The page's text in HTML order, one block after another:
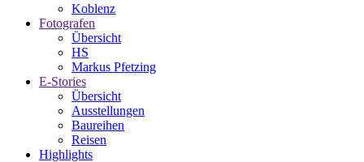
Koblenz
Fotografen
Übersicht
HS
Markus Pfetzing
E-Stories
Übersicht
Ausstellungen
Baureihen
Reisen
Highlights